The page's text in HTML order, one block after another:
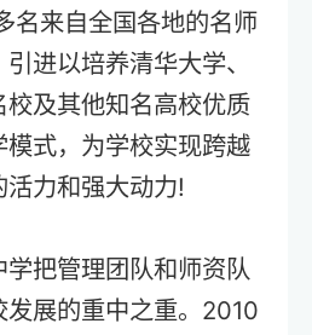
名来自全国各地的名师
进以培养清华大学、
及其他知名高校优质
式，为学校实现跨越
力和强大动力!
把管理团队和师资队
展的重中之重。2010